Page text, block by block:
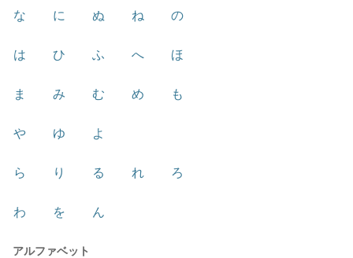
な に ぬ ね の
は ひ ふ へ ほ
ま み む め も
や ゆ よ
ら り る れ ろ
わ を ん
アルファベット